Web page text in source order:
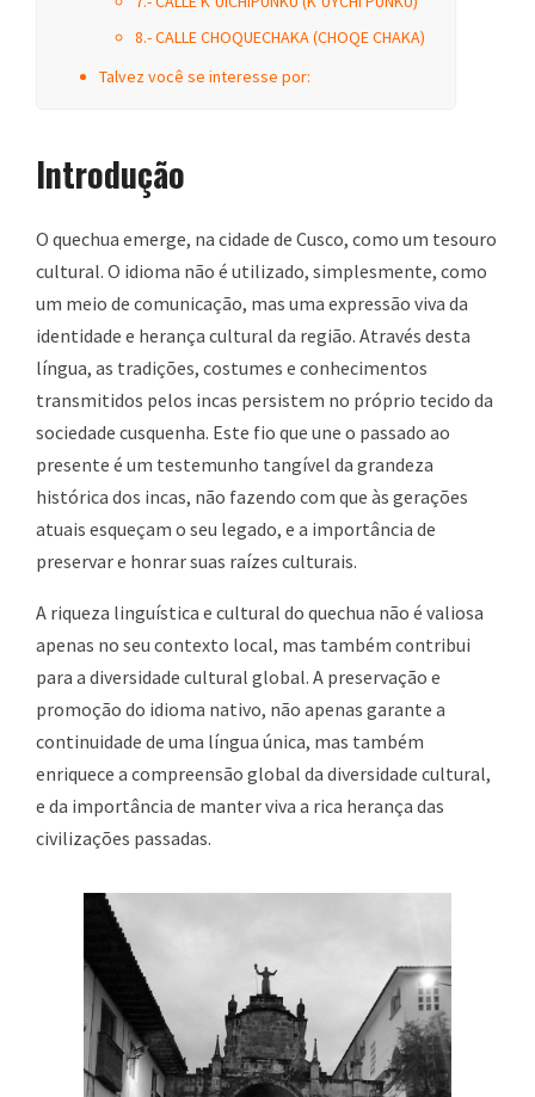
8.- CALLE CHOQUECHAKA (CHOQE CHAKA)
Talvez você se interesse por:
Introdução
O quechua emerge, na cidade de Cusco, como um tesouro
cultural. O idioma não é utilizado, simplesmente, como
um meio de comunicação, mas uma expressão viva da
identidade e herança cultural da região. Através desta
língua, as tradições, costumes e conhecimentos
transmitidos pelos incas persistem no próprio tecido da
sociedade cusquenha. Este fio que une o passado ao
presente é um testemunho tangível da grandeza
histórica dos incas, não fazendo com que às gerações
atuais esqueçam o seu legado, e a importância de
preservar e honrar suas raízes culturais.
A riqueza linguística e cultural do quechua não é valiosa
apenas no seu contexto local, mas também contribui
para a diversidade cultural global. A preservação e
promoção do idioma nativo, não apenas garante a
continuidade de uma língua única, mas também
enriquece a compreensão global da diversidade cultural,
e da importância de manter viva a rica herança das
civilizações passadas.